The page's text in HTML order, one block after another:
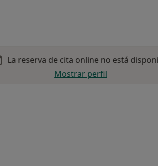
La reserva de cita online no está
Mostrar perfil